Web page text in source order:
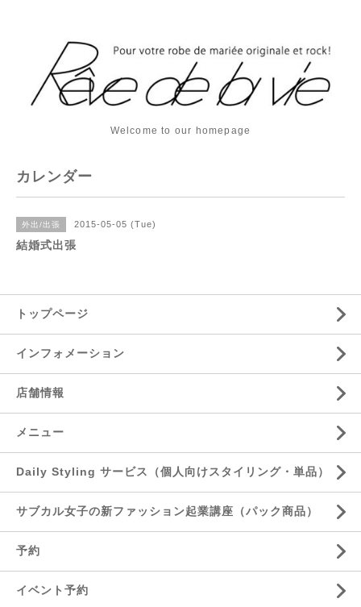
Welcome to our homepage
カレンダー
外出/出張 2015-05-05 (Tue)
結婚式出張
トップページ
インフォメーション
店舗情報
メニュー
Daily Styling サービス（個人向けスタイリング・単品）
サブカル女子の新ファッション起業講座（パック商品）
予約
イベント予約